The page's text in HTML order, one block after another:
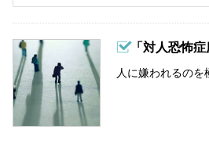
「対人恐怖症
人に嫌われるのを